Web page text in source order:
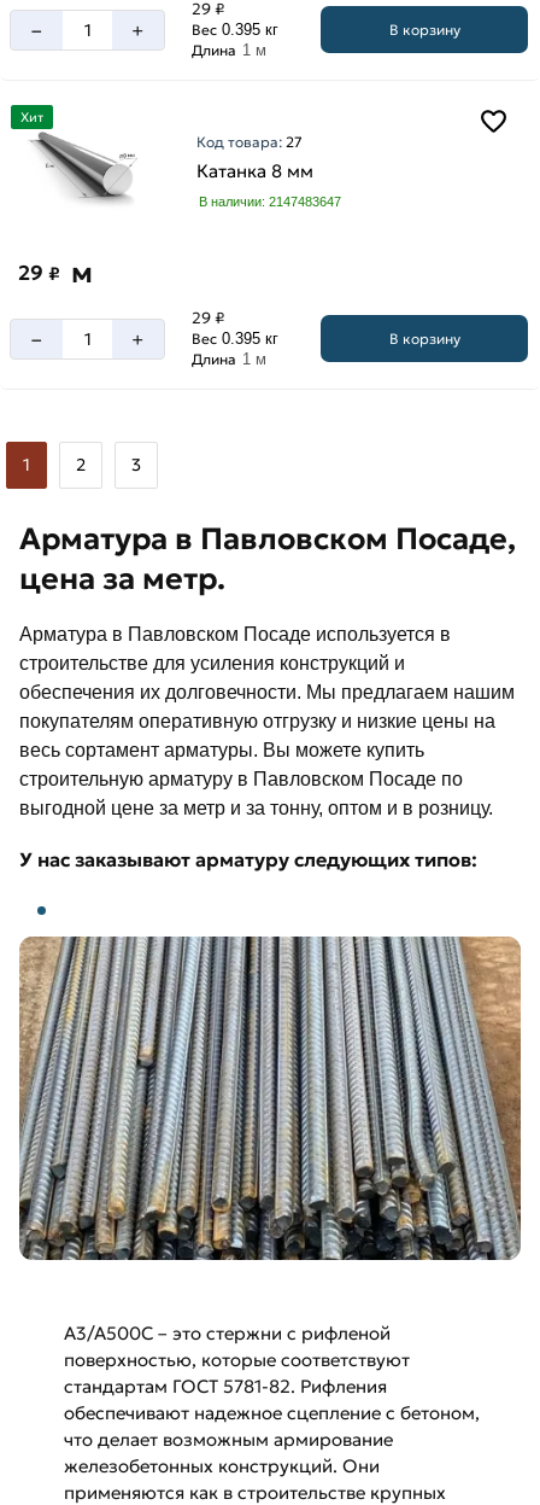
– +
29 ₽
Вес 0.395 кг
Длина 1 м
В корзину
Хит
Код товара: 27
Катанка 8 мм
В наличии: 2147483647
29 ₽ м
– +
29 ₽
Вес 0.395 кг
Длина 1 м
В корзину
1 2 3
Арматура в Павловском Посаде,
цена за метр.
Арматура в Павловском Посаде используется в
строительстве для усиления конструкций и
обеспечения их долговечности. Мы предлагаем нашим
покупателям оперативную отгрузку и низкие цены на
весь сортамент арматуры. Вы можете купить
строительную арматуру в Павловском Посаде по
выгодной цене за метр и за тонну, оптом и в розницу.
У нас заказывают арматуру следующих типов:
А3/А500С – это стержни с рифленой
поверхностью, которые соответствуют
стандартам ГОСТ 5781-82. Рифления
обеспечивают надежное сцепление с бетоном,
что делает возможным армирование
железобетонных конструкций. Они
применяются как в строительстве крупных